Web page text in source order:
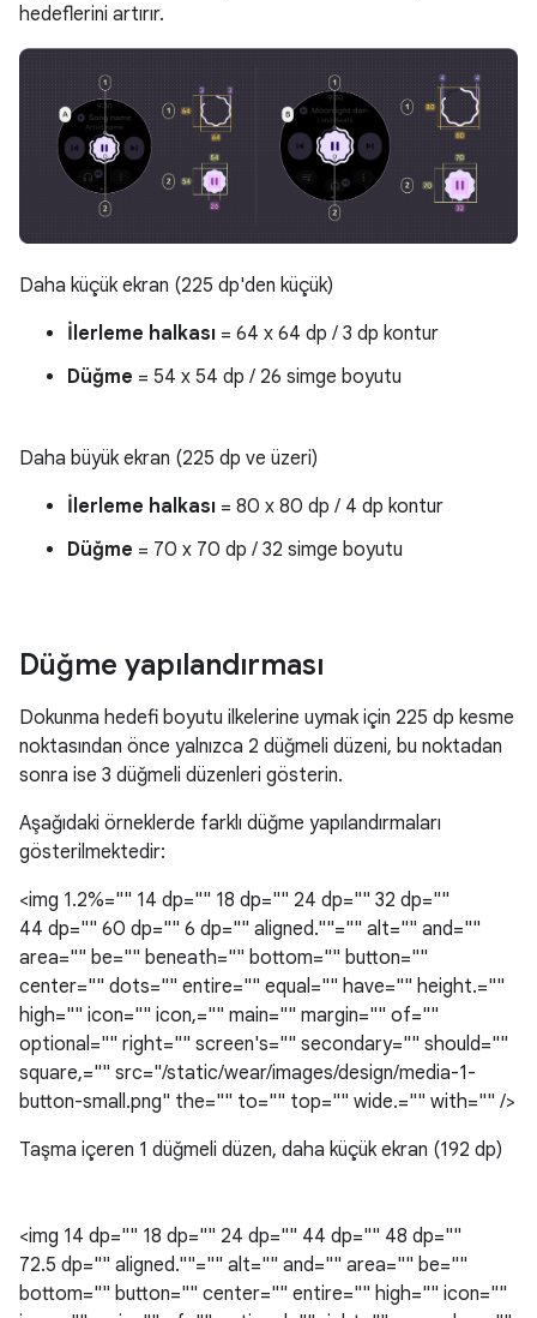
hedeflerini artırır.
Daha küçük ekran (225 dp'den küçük)
İlerleme halkası = 64 x 64 dp / 3 dp kontur
Düğme = 54 x 54 dp / 26 simge boyutu
Daha büyük ekran (225 dp ve üzeri)
İlerleme halkası = 80 x 80 dp / 4 dp kontur
Düğme = 70 x 70 dp / 32 simge boyutu
Düğme yapılandırması
Dokunma hedefi boyutu ilkelerine uymak için 225 dp kesme
noktasından önce yalnızca 2 düğmeli düzeni, bu noktadan
sonra ise 3 düğmeli düzenleri gösterin.
Aşağıdaki örneklerde farklı düğme yapılandırmaları
gösterilmektedir:
<img 1.2%="" 14 dp="" 18 dp="" 24 dp="" 32 dp=""
44 dp="" 60 dp="" 6 dp="" aligned.""="" alt="" and=""
area="" be="" beneath="" bottom="" button=""
center="" dots="" entire="" equal="" have="" height.=""
high="" icon="" icon,="" main="" margin="" of=""
optional="" right="" screen's="" secondary="" should=""
square,="" src="/static/wear/images/design/media-1-
button-small.png" the="" to="" top="" wide.="" with="" />
Taşma içeren 1 düğmeli düzen, daha küçük ekran (192 dp)
<img 14 dp="" 18 dp="" 24 dp="" 44 dp="" 48 dp=""
72.5 dp="" aligned.""="" alt="" and="" area="" be=""
bottom="" button="" center="" entire="" high="" icon=""